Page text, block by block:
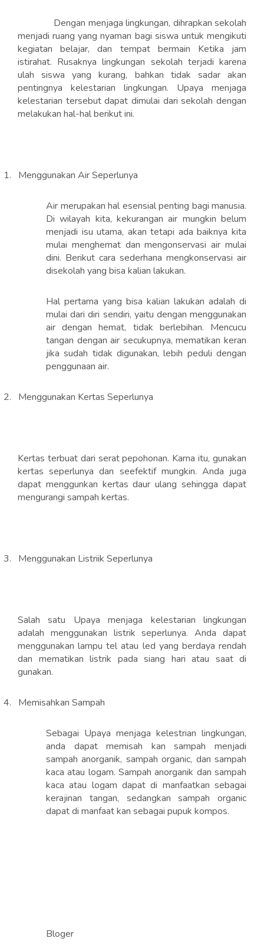
Dengan menjaga lingkungan, dihrapkan sekolah
menjadi ruang yang nyaman bagi siswa untuk mengikuti
kegiatan belajar, dan tempat bermain Ketika jam
istirahat. Rusaknya lingkungan sekolah terjadi karena
ulah siswa yang kurang, bahkan tidak sadar akan
pentingnya kelestarian lingkungan. Upaya menjaga
kelestarian tersebut dapat dimulai dari sekolah dengan
melakukan hal-hal berikut ini.
1. Menggunakan Air Seperlunya
Air merupakan hal esensial penting bagi manusia.
Di wilayah kita, kekurangan air mungkin belum
menjadi isu utama, akan tetapi ada baiknya kita
mulai menghemat dan mengonservasi air mulai
dini. Berikut cara sederhana mengkonservasi air
disekolah yang bisa kalian lakukan.
Hal pertama yang bisa kalian lakukan adalah di
mulai dari diri sendiri, yaitu dengan menggunakan
air dengan hemat, tidak berlebihan. Mencucu
tangan dengan air secukupnya, mematikan keran
jika sudah tidak digunakan, lebih peduli dengan
penggunaan air.
2. Menggunakan Kertas Seperlunya
Kertas terbuat dari serat pepohonan. Karna itu, gunakan
kertas seperlunya dan seefektif mungkin. Anda juga
dapat menggunkan kertas daur ulang sehingga dapat
mengurangi sampah kertas.
3. Menggunakan Listriik Seperlunya
Salah satu Upaya menjaga kelestarian lingkungan
adalah menggunakan listrik seperlunya. Anda dapat
menggunakan lampu tel atau led yang berdaya rendah
dan mematikan listrik pada siang hari atau saat di
gunakan.
4. Memisahkan Sampah
Sebagai Upaya menjaga kelestrian lingkungan,
anda dapat memisah kan sampah menjadi
sampah anorganik, sampah organic, dan sampah
kaca atau logam. Sampah anorganik dan sampah
kaca atau logam dapat di manfaatkan sebagai
kerajinan tangan, sedangkan sampah organic
dapat di manfaat kan sebagai pupuk kompos.
Bloger